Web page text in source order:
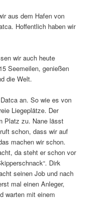
aus dem Hafen von
Hoffentlich haben wir
wir auch heute
Seemeilen, genießen
die Welt.
an. So wie es von
Liegeplätze. Der
Platz zu. Nane lässt
schon, dass wir auf
machen wir schon.
da steht er schon vor
Dirk
seinen Job und nach
mal einen Anleger,
warten mit einem